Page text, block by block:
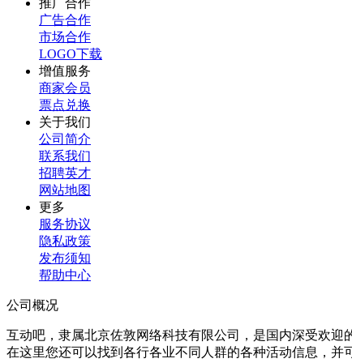
推广合作
广告合作
市场合作
LOGO下载
增值服务
商家会员
票点兑换
关于我们
公司简介
联系我们
招聘英才
网站地图
更多
服务协议
隐私政策
发布须知
帮助中心
公司概况
互动吧，隶属北京佐敦网络科技有限公司，是国内深受欢
在这里您还可以找到各行各业不同人群的各种活动信息，并